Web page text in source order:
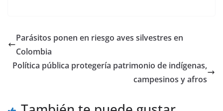
arrojan en las orillas
de la ciénaga, explica
Luis Ángel…
Parásitos ponen en riesgo aves silvestres en
Colombia
Política pública protegería patrimonio de indígenas,
campesinos y afros